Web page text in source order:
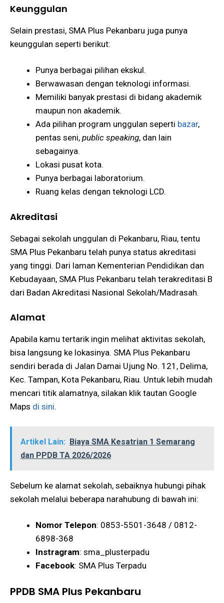
Keunggulan
Selain prestasi, SMA Plus Pekanbaru juga punya
keunggulan seperti berikut:
Punya berbagai pilihan ekskul.
Berwawasan dengan teknologi informasi.
Memiliki banyak prestasi di bidang akademik
maupun non akademik.
Ada pilihan program unggulan seperti bazar,
pentas seni, public speaking, dan lain
sebagainya.
Lokasi pusat kota.
Punya berbagai laboratorium.
Ruang kelas dengan teknologi LCD.
Akreditasi
Sebagai sekolah unggulan di Pekanbaru, Riau, tentu
SMA Plus Pekanbaru telah punya status akreditasi
yang tinggi. Dari laman Kementerian Pendidikan dan
Kebudayaan, SMA Plus Pekanbaru telah terakreditasi B
dari Badan Akreditasi Nasional Sekolah/Madrasah.
Alamat
Apabila kamu tertarik ingin melihat aktivitas sekolah,
bisa langsung ke lokasinya. SMA Plus Pekanbaru
sendiri berada di Jalan Damai Ujung No. 121, Delima,
Kec. Tampan, Kota Pekanbaru, Riau. Untuk lebih mudah
mencari titik alamatnya, silakan klik tautan Google
Maps di sini.
Artikel Lain: Biaya SMA Kesatrian 1 Semarang
dan PPDB TA 2026/2026
Sebelum ke alamat sekolah, sebaiknya hubungi pihak
sekolah melalui beberapa narahubung di bawah ini:
Nomor Telepon: 0853-5501-3648 / 0812-
6898-368
Instragram: sma_plusterpadu
Facebook: SMA Plus Terpadu
PPDB SMA Plus Pekanbaru